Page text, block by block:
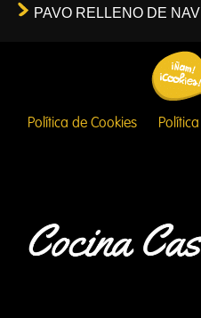
PAVO RELLENO DE
Política de Cookies